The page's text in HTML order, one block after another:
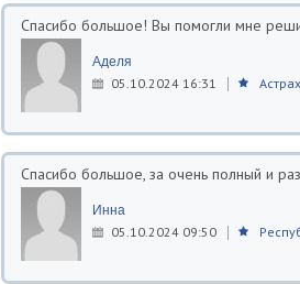
Спасибо большое! Вы помогли мне
Аделя
05.10.2024 16:31
Спасибо большое, за очень полный и
Инна
05.10.2024 09:50